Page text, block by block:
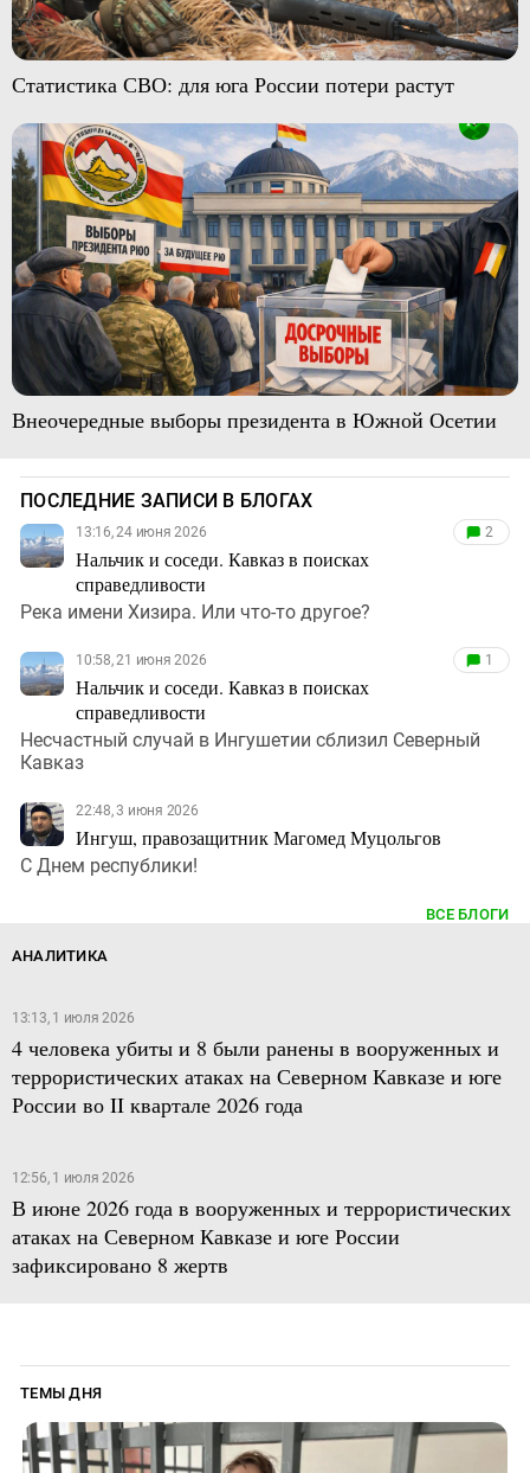
Статистика СВО: для юга России потери растут
Внеочередные выборы президента в Южной Осетии
ПОСЛЕДНИЕ ЗАПИСИ В БЛОГАХ
13:16, 24 июня 2026
Нальчик и соседи. Кавказ в поисках
справедливости
2
Река имени Хизира. Или что-то другое?
10:58, 21 июня 2026
Нальчик и соседи. Кавказ в поисках
справедливости
1
Несчастный случай в Ингушетии сблизил Северный
Кавказ
22:48, 3 июня 2026
Ингуш, правозащитник Магомед Муцольгов
С Днем республики!
ВСЕ БЛОГИ
АНАЛИТИКА
13:13, 1 июля 2026
4 человека убиты и 8 были ранены в вооруженных и
террористических атаках на Северном Кавказе и юге
России во II квартале 2026 года
12:56, 1 июля 2026
В июне 2026 года в вооруженных и террористических
атаках на Северном Кавказе и юге России
зафиксировано 8 жертв
ТЕМЫ ДНЯ